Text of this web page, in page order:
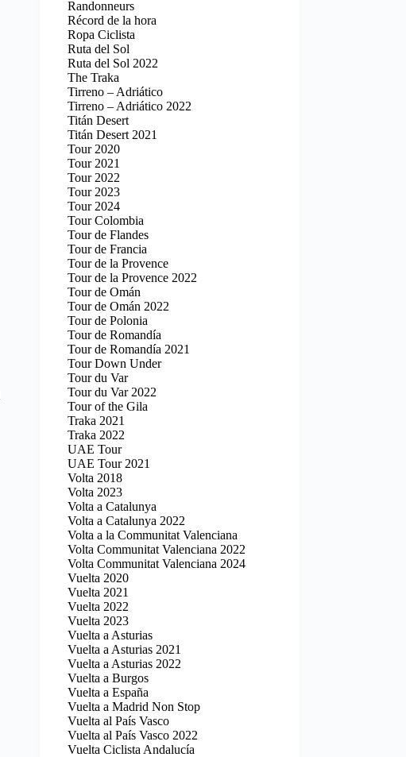
Randonneurs
Récord de la hora
Ropa Ciclista
Ruta del Sol
Ruta del Sol 2022
The Traka
Tirreno – Adriático
Tirreno – Adriático 2022
Titán Desert
Titán Desert 2021
Tour 2020
Tour 2021
Tour 2022
Tour 2023
Tour 2024
Tour Colombia
Tour de Flandes
Tour de Francia
Tour de la Provence
Tour de la Provence 2022
Tour de Omán
Tour de Omán 2022
Tour de Polonia
Tour de Romandía
Tour de Romandía 2021
Tour Down Under
Tour du Var
Tour du Var 2022
Tour of the Gila
Traka 2021
Traka 2022
UAE Tour
UAE Tour 2021
Volta 2018
Volta 2023
Volta a Catalunya
Volta a Catalunya 2022
Volta a la Communitat Valenciana
Volta Communitat Valenciana 2022
Volta Communitat Valenciana 2024
Vuelta 2020
Vuelta 2021
Vuelta 2022
Vuelta 2023
Vuelta a Asturias
Vuelta a Asturias 2021
Vuelta a Asturias 2022
Vuelta a Burgos
Vuelta a España
Vuelta a Madrid Non Stop
Vuelta al País Vasco
Vuelta al País Vasco 2022
Vuelta Ciclista Andalucía